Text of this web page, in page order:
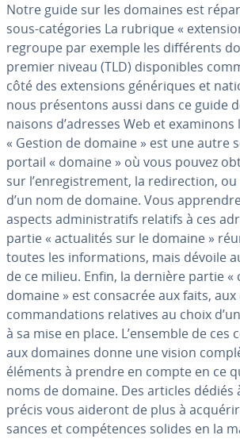
Notre guide sur les domaines est
sous-ca­té­go­ries La rubrique «
regroupe par exemple les dif­fé­rents
premier niveau (TLD) dis­po­nibles
côté des ex­ten­sions gé­né­riques et
nous pré­sen­tons aussi dans ce guide
nai­sons d’adresses Web et
« Gestion de domaine » est une autre
portail « domaine » où vous pouvez
sur l’en­re­gis­tre­ment, la re­di­rec­tion,
d’un nom de domaine. Vous
aspects ad­mi­nis­tra­tifs relatifs à ces
partie « ac­tua­li­tés sur le domaine »
toutes les in­for­ma­tions, mais dévoile
de ce milieu. Enfin, la dernière partie «
domaine » est consacrée aux faits,
com­man­da­tions relatives au choix
à sa mise en place. L’ensemble de ces
aux domaines donne une vision
éléments à prendre en compte en ce
noms de domaine. Des articles dédiés
précis vous aideront de plus à
sances et com­pé­tences solides en la